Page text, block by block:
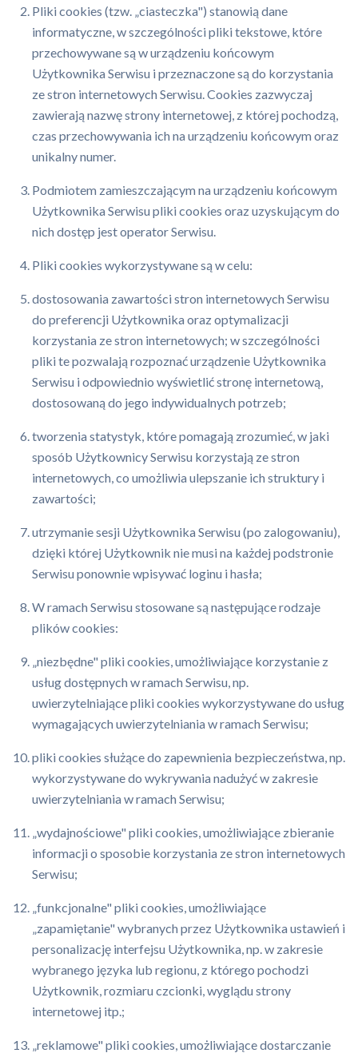
Pliki cookies (tzw. „ciasteczka") stanowią dane
informatyczne, w szczególności pliki tekstowe, które
przechowywane są w urządzeniu końcowym
Użytkownika Serwisu i przeznaczone są do korzystania
ze stron internetowych Serwisu. Cookies zazwyczaj
zawierają nazwę strony internetowej, z której pochodzą,
czas przechowywania ich na urządzeniu końcowym oraz
unikalny numer.
Podmiotem zamieszczającym na urządzeniu końcowym
Użytkownika Serwisu pliki cookies oraz uzyskującym do
nich dostęp jest operator Serwisu.
Pliki cookies wykorzystywane są w celu:
dostosowania zawartości stron internetowych Serwisu
do preferencji Użytkownika oraz optymalizacji
korzystania ze stron internetowych; w szczególności
pliki te pozwalają rozpoznać urządzenie Użytkownika
Serwisu i odpowiednio wyświetlić stronę internetową,
dostosowaną do jego indywidualnych potrzeb;
tworzenia statystyk, które pomagają zrozumieć, w jaki
sposób Użytkownicy Serwisu korzystają ze stron
internetowych, co umożliwia ulepszanie ich struktury i
zawartości;
utrzymanie sesji Użytkownika Serwisu (po zalogowaniu),
dzięki której Użytkownik nie musi na każdej podstronie
Serwisu ponownie wpisywać loginu i hasła;
W ramach Serwisu stosowane są następujące rodzaje
plików cookies:
„niezbędne" pliki cookies, umożliwiające korzystanie z
usług dostępnych w ramach Serwisu, np.
uwierzytelniające pliki cookies wykorzystywane do usług
wymagających uwierzytelniania w ramach Serwisu;
pliki cookies służące do zapewnienia bezpieczeństwa, np.
wykorzystywane do wykrywania nadużyć w zakresie
uwierzytelniania w ramach Serwisu;
„wydajnościowe" pliki cookies, umożliwiające zbieranie
informacji o sposobie korzystania ze stron internetowych
Serwisu;
„funkcjonalne" pliki cookies, umożliwiające
„zapamiętanie" wybranych przez Użytkownika ustawień i
personalizację interfejsu Użytkownika, np. w zakresie
wybranego języka lub regionu, z którego pochodzi
Użytkownik, rozmiaru czcionki, wyglądu strony
internetowej itp.;
„reklamowe" pliki cookies, umożliwiające dostarczanie